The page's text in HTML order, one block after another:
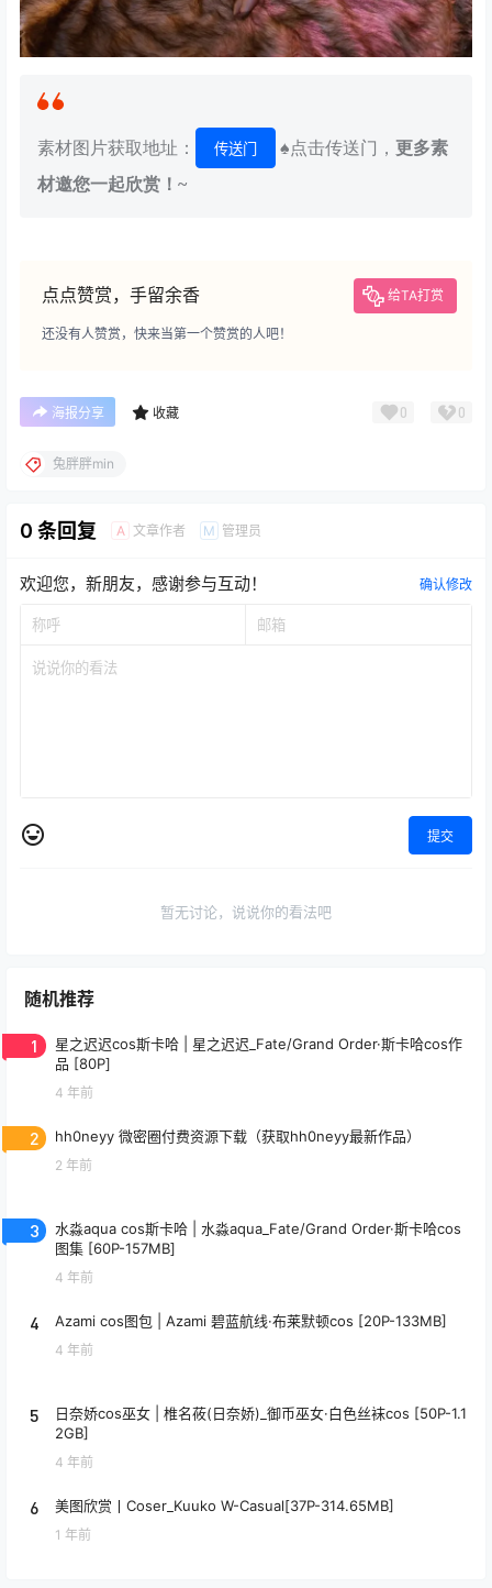
素材图片获取地址： 传送门 ♠点击传送门， 更多素
材邀您一起欣赏！~
点点赞赏，手留余香 给TA打赏
还没有人赞赏，快来当第一个赞赏的人吧！
海报分享 收藏 0 0
兔胖胖min
0 条回复 A 文章作者 M 管理员
欢迎您，新朋友，感谢参与互动！ 确认修改
提交
暂无讨论，说说你的看法吧
随机推荐
1
星之迟迟cos斯卡哈 | 星之迟迟_Fate/Grand Order·斯卡哈cos作
品 [80P]
4 年前
2 hh0neyy 微密圈付费资源下载（获取hh0neyy最新作品）
2 年前
3
水淼aqua cos斯卡哈 | 水淼aqua_Fate/Grand Order·斯卡哈cos
图集 [60P-157MB]
4 年前
4 Azami cos图包 | Azami 碧蓝航线·布莱默顿cos [20P-133MB]
4 年前
5
日奈娇cos巫女 | 椎名莜(日奈娇)_御币巫女·白色丝袜cos [50P-1.1
2GB]
4 年前
6 美图欣赏丨Coser_Kuuko W-Casual[37P-314.65MB]
1 年前